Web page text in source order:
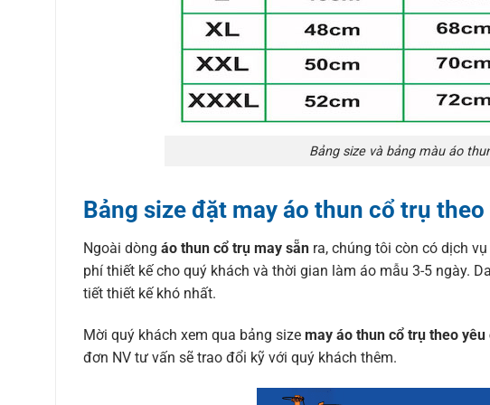
Bảng size và bảng màu áo
Bảng size đặt may áo thun cổ trụ theo
Ngoài dòng áo thun cổ trụ may sẵnra, chúng tôi còn có dịch vụ
phí thiết kế cho quý khách và thời gian làm áo mẫu 3-5 ngày.
tiết thiết kế khó nhất.
Mời quý khách xem qua bảng size may áo thun cổ trụ theo yêu
đơn NV tư vấn sẽ trao đổi kỹ với quý khách thêm.